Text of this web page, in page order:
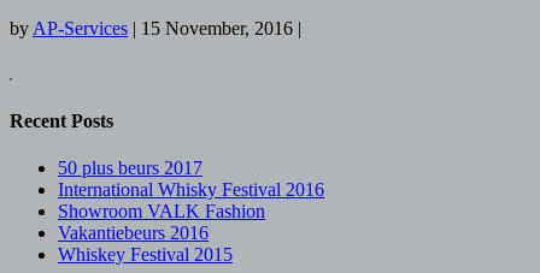
by AP-Services | 15 November, 2016 |
Recent Posts
50 plus beurs 2017
International Whisky Festival 2016
Showroom VALK Fashion
Vakantiebeurs 2016
Whiskey Festival 2015